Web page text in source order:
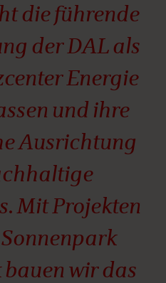
die führende
der DAL als
Energie
und ihre
Ausrichtung
Mit Projekten
wir das